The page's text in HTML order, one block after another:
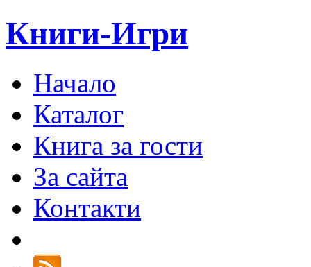
Книги-Игри
Начало
Каталог
Книга за гости
За сайта
Контакти